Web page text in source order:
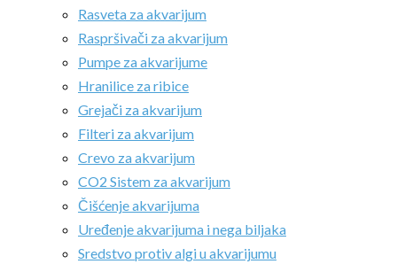
Rasveta za akvarijum
Raspršivači za akvarijum
Pumpe za akvarijume
Hranilice za ribice
Grejači za akvarijum
Filteri za akvarijum
Crevo za akvarijum
CO2 Sistem za akvarijum
Čišćenje akvarijuma
Uređenje akvarijuma i nega biljaka
Sredstvo protiv algi u akvarijumu